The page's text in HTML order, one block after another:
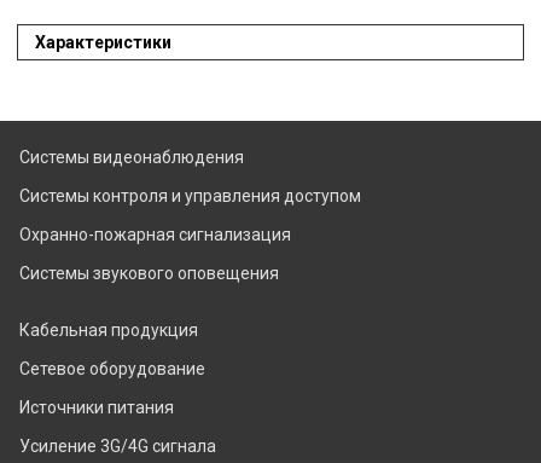
Характеристики
Системы видеонаблюдения
Системы контроля и управления доступом
Охранно-пожарная сигнализация
Системы звукового оповещения
Кабельная продукция
Сетевое оборудование
Источники питания
Усиление 3G/4G сигнала